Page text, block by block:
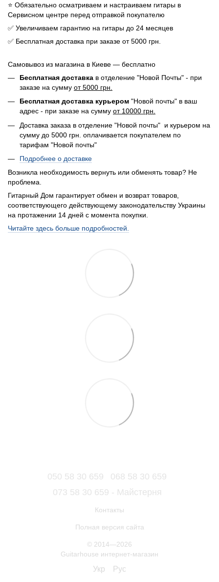
⭐️ Обязательно осматриваем и настраиваем гитары в
Сервисном центре перед отправкой покупателю
✅ Увеличиваем гарантию на гитары до 24 месяцев
✅ Бесплатная доставка при заказе от 5000 грн.
Самовывоз из магазина в Киеве — бесплатно
Бесплатная доставка в отделение "Новой Почты" - при
заказе на сумму от 5000 грн.
Бесплатная доставка курьером "Новой почты" в ваш
адрес - при заказе на сумму от 10000 грн.
Доставка заказа в отделение "Новой почты" и курьером на
сумму до 5000 грн. оплачивается покупателем по
тарифам "Новой почты"
Подробнее о доставке
Возникла необходимость вернуть или обменять товар? Не
проблема.
Гитарный Дом гарантирует обмен и возврат товаров,
соответствующего действующему законодательству Украины
на протажении 14 дней с момента покупки.
Читайте здесь больше подробностей.
050 58 30 659
068 58 30 659
073 58 30 659 - Майстерня
Контакты
Полная версия сайта
© 2014—2026
Guitarhouse интернет-магазин
Укр Рус